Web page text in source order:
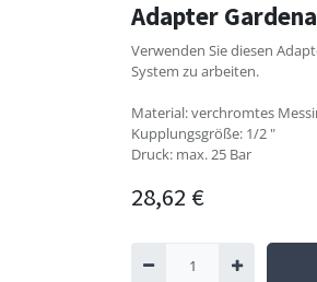
Adapter
Verwenden Sie diesen
System zu arbeiten.
Material: verchromtes
Kupplungsgröße: 1/2 "
Druck: max. 25 Bar
28,62 €